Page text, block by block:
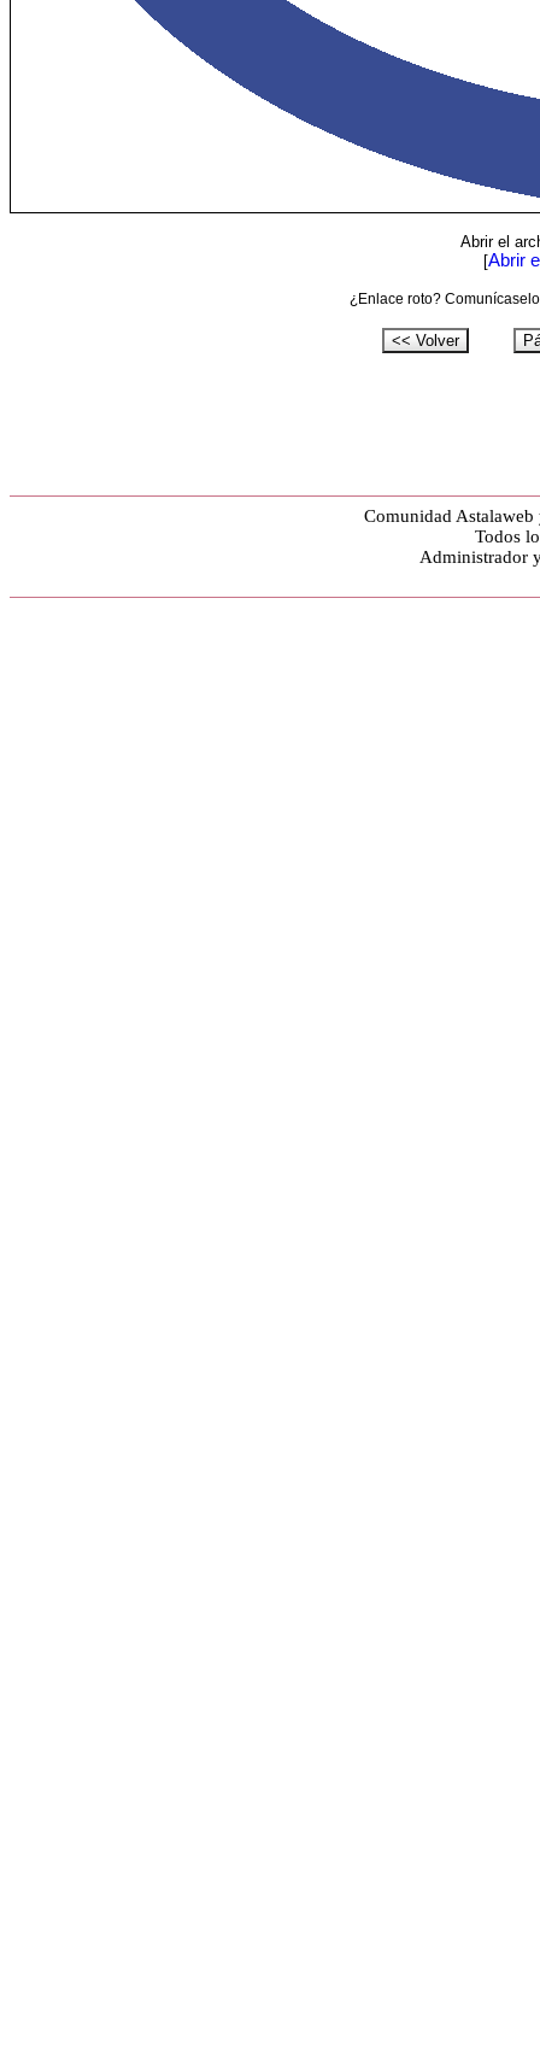
Abrir el
[Abrir
¿Enlace roto?
Comunidad
Todos
Administrador